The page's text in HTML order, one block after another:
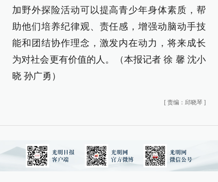
加野外探险活动可以提高青少年身体素质，帮
助他们培养纪律观、责任感，增强动脑动手技
能和团结协作理念，激发内在动力，将来成长
为对社会更有价值的人。（本报记者 徐 馨 沈小
晓 孙广勇）
[ 责编：邱晓琴 ]